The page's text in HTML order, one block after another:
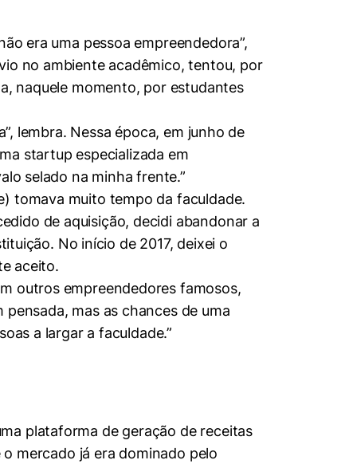
era uma pessoa empreendedora”,
no ambiente acadêmico, tentou, por
naquele momento, por estudantes
lembra. Nessa época, em junho de
startup especializada em
selado na minha frente.”
tomava muito tempo da faculdade.
de aquisição, decidi abandonar a
No início de 2017, deixei o
aceito.
outros empreendedores famosos,
mas as chances de uma
a largar a faculdade.”
plataforma de geração de receitas
mercado já era dominado pelo